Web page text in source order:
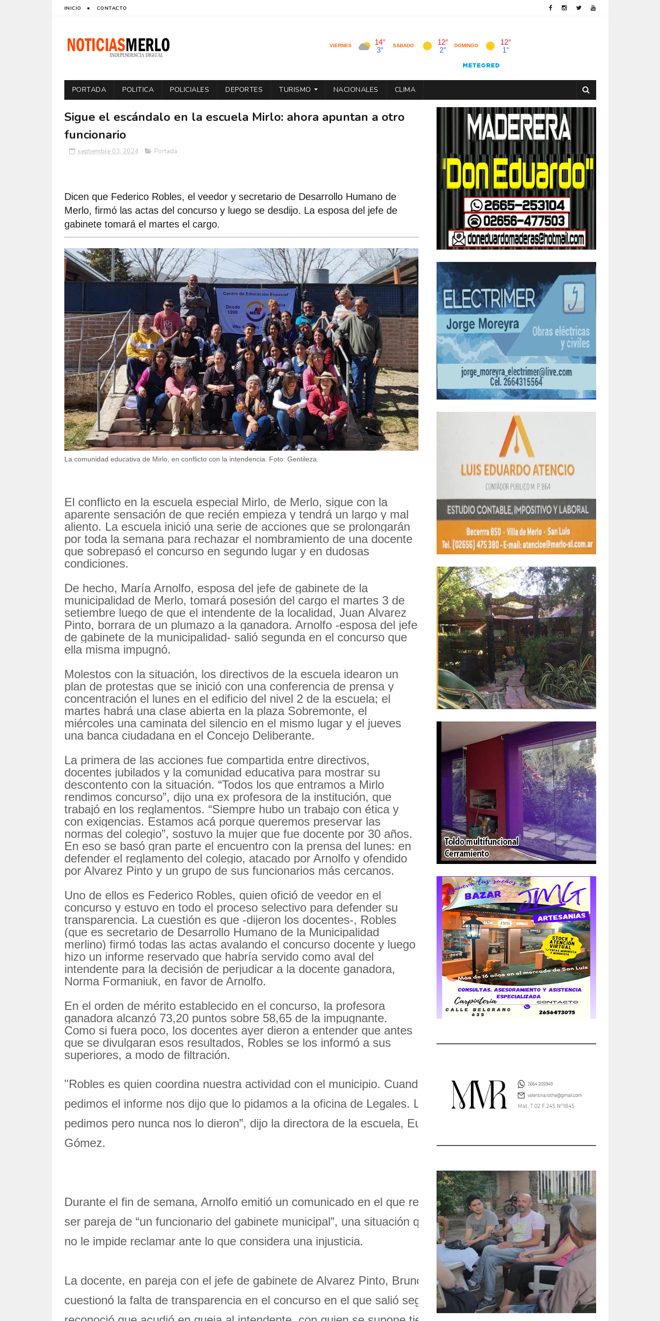
INICIO CONTACTO
PORTADA POLITICA POLICIALES DEPORTES TURISMO NACIONALES CLIMA
Sigue el escándalo en la escuela Mirlo: ahora apuntan a otro
funcionario
septiembre 03, 2024 Portada
Dicen que Federico Robles, el veedor y secretario de Desarrollo Humano de
Merlo, firmó las actas del concurso y luego se desdijo. La esposa del jefe de
gabinete tomará el martes el cargo.
La comunidad educativa de Mirlo, en conflicto con la intendencia. Foto: Gentileza.
El conflicto en la escuela especial Mirlo, de Merlo, sigue con la
aparente sensación de que recién empieza y tendrá un largo y mal
aliento. La escuela inició una serie de acciones que se prolongarán
por toda la semana para rechazar el nombramiento de una docente
que sobrepasó el concurso en segundo lugar y en dudosas
condiciones.
De hecho, María Arnolfo, esposa del jefe de gabinete de la
municipalidad de Merlo, tomará posesión del cargo el martes 3 de
setiembre luego de que el intendente de la localidad, Juan Alvarez
Pinto, borrara de un plumazo a la ganadora. Arnolfo -esposa del jefe
de gabinete de la municipalidad- salió segunda en el concurso que
ella misma impugnó.
Molestos con la situación, los directivos de la escuela idearon un
plan de protestas que se inició con una conferencia de prensa y
concentración el lunes en el edificio del nivel 2 de la escuela; el
martes habrá una clase abierta en la plaza Sobremonte, el
miércoles una caminata del silencio en el mismo lugar y el jueves
una banca ciudadana en el Concejo Deliberante.
La primera de las acciones fue compartida entre directivos,
docentes jubilados y la comunidad educativa para mostrar su
descontento con la situación. “Todos los que entramos a Mirlo
rendimos concurso”, dijo una ex profesora de la institución, que
trabajó en los reglamentos. “Siempre hubo un trabajo con ética y
con exigencias. Estamos acá porque queremos preservar las
normas del colegio”, sostuvo la mujer que fue docente por 30 años.
En eso se basó gran parte el encuentro con la prensa del lunes: en
defender el reglamento del colegio, atacado por Arnolfo y ofendido
por Alvarez Pinto y un grupo de sus funcionarios más cercanos.
Uno de ellos es Federico Robles, quien ofició de veedor en el
concurso y estuvo en todo el proceso selectivo para defender su
transparencia. La cuestión es que -dijeron los docentes-, Robles
(que es secretario de Desarrollo Humano de la Municipalidad
merlino) firmó todas las actas avalando el concurso docente y luego
hizo un informe reservado que habría servido como aval del
intendente para la decisión de perjudicar a la docente ganadora,
Norma Formaniuk, en favor de Arnolfo.
En el orden de mérito establecido en el concurso, la profesora
ganadora alcanzó 73,20 puntos sobre 58,65 de la impugnante.
Como si fuera poco, los docentes ayer dieron a entender que antes
que se divulgaran esos resultados, Robles se los informó a sus
superiores, a modo de filtración.
"Robles es quien coordina nuestra actividad con el municipio. Cuando le
pedimos el informe nos dijo que lo pidamos a la oficina de Legales. Lo
pedimos pero nunca nos lo dieron”, dijo la directora de la escuela, Eugenia
Gómez.
Durante el fin de semana, Arnolfo emitió un comunicado en el que reconoció
ser pareja de “un funcionario del gabinete municipal”, una situación que -dijo-
no le impide reclamar ante lo que considera una injusticia.
La docente, en pareja con el jefe de gabinete de Alvarez Pinto, Bruno Mini,
cuestionó la falta de transparencia en el concurso en el que salió segunda y